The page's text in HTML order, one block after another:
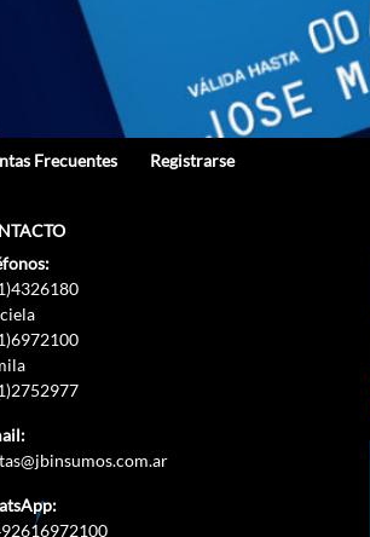
Frecuentes Registrarse